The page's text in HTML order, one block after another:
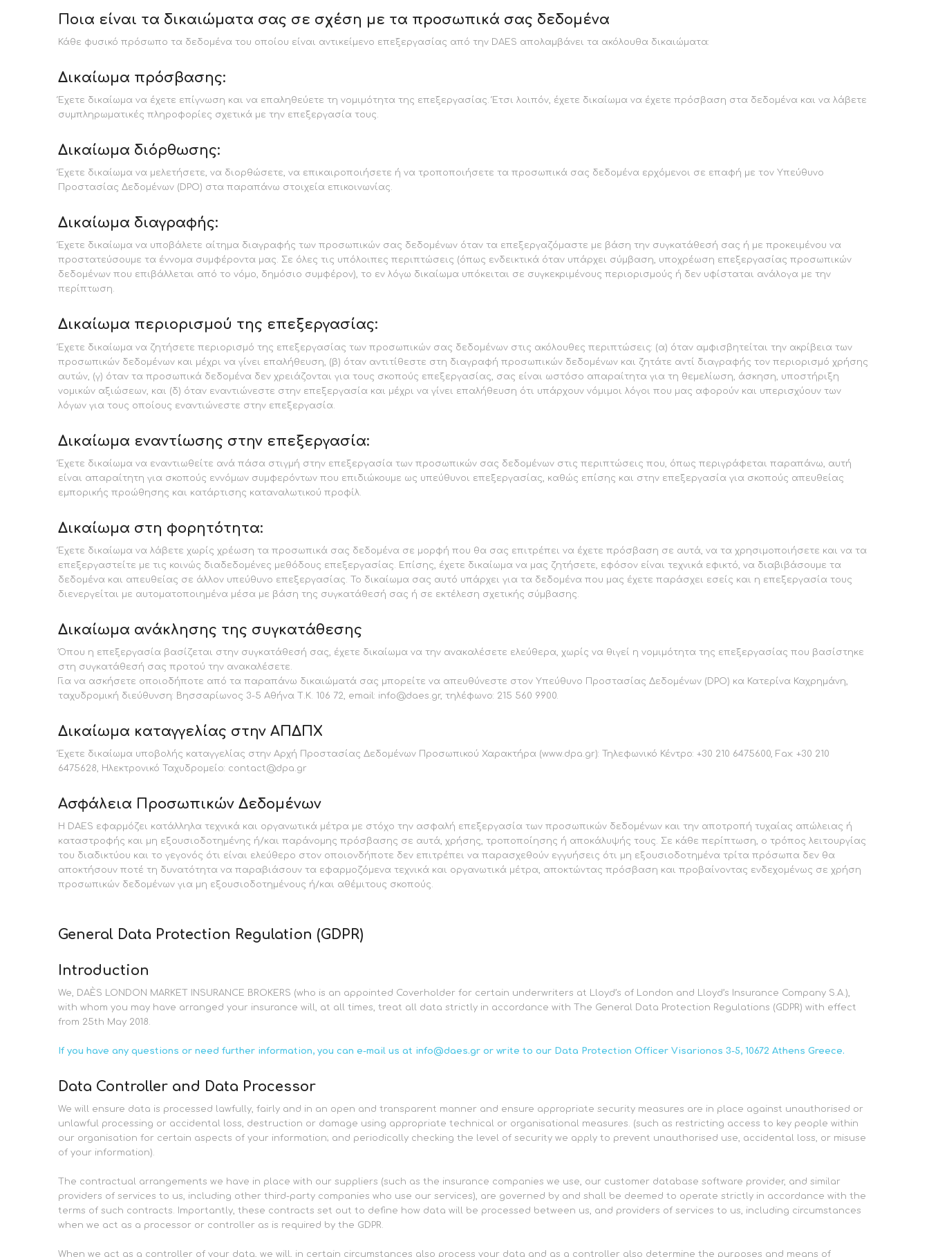
Ποια είναι τα δικαιώματα σας σε σχέση με τα προσωπικά σας δεδομένα
Κάθε φυσικό πρόσωπο τα δεδομένα του οποίου είναι αντικείμενο επεξεργασίας από την DAES απολαμβάνει τα ακόλουθα δικαιώματα:
Δικαίωμα πρόσβασης:
Έχετε δικαίωμα να έχετε επίγνωση και να επαληθεύετε τη νομιμότητα της επεξεργασίας. Έτσι λοιπόν, έχετε δικαίωμα να έχετε πρόσβαση στα δεδομένα και να λάβετε
συμπληρωματικές πληροφορίες σχετικά με την επεξεργασία τους.
Δικαίωμα διόρθωσης:
Έχετε δικαίωμα να μελετήσετε, να διορθώσετε, να επικαιροποιήσετε ή να τροποποιήσετε τα προσωπικά σας δεδομένα ερχόμενοι σε επαφή με τον Υπεύθυνο
Προστασίας Δεδομένων (DPO) στα παραπάνω στοιχεία επικοινωνίας.
Δικαίωμα διαγραφής:
Έχετε δικαίωμα να υποβάλετε αίτημα διαγραφής των προσωπικών σας δεδομένων όταν τα επεξεργαζόμαστε με βάση την συγκατάθεσή σας ή με προκειμένου να
προστατεύσουμε τα έννομα συμφέροντα μας. Σε όλες τις υπόλοιπες περιπτώσεις (όπως ενδεικτικά όταν υπάρχει σύμβαση, υποχρέωση επεξεργασίας προσωπικών
δεδομένων που επιβάλλεται από το νόμο, δημόσιο συμφέρον), το εν λόγω δικαίωμα υπόκειται σε συγκεκριμένους περιορισμούς ή δεν υφίσταται ανάλογα με την
περίπτωση.
Δικαίωμα περιορισμού της επεξεργασίας:
Έχετε δικαίωμα να ζητήσετε περιορισμό της επεξεργασίας των προσωπικών σας δεδομένων στις ακόλουθες περιπτώσεις: (α) όταν αμφισβητείται την ακρίβεια των
προσωπικών δεδομένων και μέχρι να γίνει επαλήθευση, (β) όταν αντιτίθεστε στη διαγραφή προσωπικών δεδομένων και ζητάτε αντί διαγραφής τον περιορισμό χρήσης
αυτών, (γ) όταν τα προσωπικά δεδομένα δεν χρειάζονται για τους σκοπούς επεξεργασίας, σας είναι ωστόσο απαραίτητα για τη θεμελίωση, άσκηση, υποστήριξη
νομικών αξιώσεων, και (δ) όταν εναντιώνεστε στην επεξεργασία και μέχρι να γίνει επαλήθευση ότι υπάρχουν νόμιμοι λόγοι που μας αφορούν και υπερισχύουν των
λόγων για τους οποίους εναντιώνεστε στην επεξεργασία.
Δικαίωμα εναντίωσης στην επεξεργασία:
Έχετε δικαίωμα να εναντιωθείτε ανά πάσα στιγμή στην επεξεργασία των προσωπικών σας δεδομένων στις περιπτώσεις που, όπως περιγράφεται παραπάνω, αυτή
είναι απαραίτητη για σκοπούς εννόμων συμφερόντων που επιδιώκουμε ως υπεύθυνοι επεξεργασίας, καθώς επίσης και στην επεξεργασία για σκοπούς απευθείας
εμπορικής προώθησης και κατάρτισης καταναλωτικού προφίλ.
Δικαίωμα στη φορητότητα:
Έχετε δικαίωμα να λάβετε χωρίς χρέωση τα προσωπικά σας δεδομένα σε μορφή που θα σας επιτρέπει να έχετε πρόσβαση σε αυτά, να τα χρησιμοποιήσετε και να τα
επεξεργαστείτε με τις κοινώς διαδεδομένες μεθόδους επεξεργασίας. Επίσης, έχετε δικαίωμα να μας ζητήσετε, εφόσον είναι τεχνικά εφικτό, να διαβιβάσουμε τα
δεδομένα και απευθείας σε άλλον υπεύθυνο επεξεργασίας. Το δικαίωμα σας αυτό υπάρχει για τα δεδομένα που μας έχετε παράσχει εσείς και η επεξεργασία τους
διενεργείται με αυτοματοποιημένα μέσα με βάση της συγκατάθεσή σας ή σε εκτέλεση σχετικής σύμβασης.
Δικαίωμα ανάκλησης της συγκατάθεσης
Όπου η επεξεργασία βασίζεται στην συγκατάθεσή σας, έχετε δικαίωμα να την ανακαλέσετε ελεύθερα, χωρίς να θιγεί η νομιμότητα της επεξεργασίας που βασίστηκε
στη συγκατάθεσή σας προτού την ανακαλέσετε.
Για να ασκήσετε οποιοδήποτε από τα παραπάνω δικαιώματά σας μπορείτε να απευθύνεστε στον Υπεύθυνο Προστασίας Δεδομένων (DPO) κα Κατερίνα Καχρημάνη,
ταχυδρομική διεύθυνση: Βησσαρίωνος 3-5 Αθήνα Τ.Κ. 106 72, email: info@daes.gr, τηλέφωνο: 215 560 9900.
Δικαίωμα καταγγελίας στην ΑΠΔΠΧ
Έχετε δικαίωμα υποβολής καταγγελίας στην Αρχή Προστασίας Δεδομένων Προσωπικού Χαρακτήρα (www.dpa.gr): Τηλεφωνικό Κέντρο: +30 210 6475600, Fax: +30 210
6475628, Ηλεκτρονικό Ταχυδρομείο: contact@dpa.gr
Ασφάλεια Προσωπικών Δεδομένων
Η DAES εφαρμόζει κατάλληλα τεχνικά και οργανωτικά μέτρα με στόχο την ασφαλή επεξεργασία των προσωπικών δεδομένων και την αποτροπή τυχαίας απώλειας ή
καταστροφής και μη εξουσιοδοτημένης ή/και παράνομης πρόσβασης σε αυτά, χρήσης, τροποποίησης ή αποκάλυψής τους. Σε κάθε περίπτωση, ο τρόπος λειτουργίας
του διαδικτύου και το γεγονός ότι είναι ελεύθερο στον οποιονδήποτε δεν επιτρέπει να παρασχεθούν εγγυήσεις ότι μη εξουσιοδοτημένα τρίτα πρόσωπα δεν θα
αποκτήσουν ποτέ τη δυνατότητα να παραβιάσουν τα εφαρμοζόμενα τεχνικά και οργανωτικά μέτρα, αποκτώντας πρόσβαση και προβαίνοντας ενδεχομένως σε χρήση
προσωπικών δεδομένων για μη εξουσιοδοτημένους ή/και αθέμιτους σκοπούς.
General Data Protection Regulation (GDPR)
Introduction
We, DAÈS LONDON MARKET INSURANCE BROKERS (who is an appointed Coverholder for certain underwriters at Lloyd’s of London and Lloyd’s Insurance Company S.A.),
with whom you may have arranged your insurance will, at all times, treat all data strictly in accordance with The General Data Protection Regulations (GDPR) with effect
from 25th May 2018.
If you have any questions or need further information, you can e-mail us at info@daes.gr or write to our Data Protection Officer Visarionos 3-5, 10672 Athens Greece.
Data Controller and Data Processor
We will ensure data is processed lawfully, fairly and in an open and transparent manner and ensure appropriate security measures are in place against unauthorised or
unlawful processing or accidental loss, destruction or damage using appropriate technical or organisational measures. (such as restricting access to key people within
our organisation for certain aspects of your information; and periodically checking the level of security we apply to prevent unauthorised use, accidental loss, or misuse
of your information).
The contractual arrangements we have in place with our suppliers (such as the insurance companies we use, our customer database software provider, and similar
providers of services to us, including other third-party companies who use our services), are governed by and shall be deemed to operate strictly in accordance with the
terms of such contracts. Importantly, these contracts set out to define how data will be processed between us, and providers of services to us, including circumstances
when we act as a processor or controller as is required by the GDPR.
When we act as a controller of your data, we will, in certain circumstances also process your data and as a controller also determine the purposes and means of